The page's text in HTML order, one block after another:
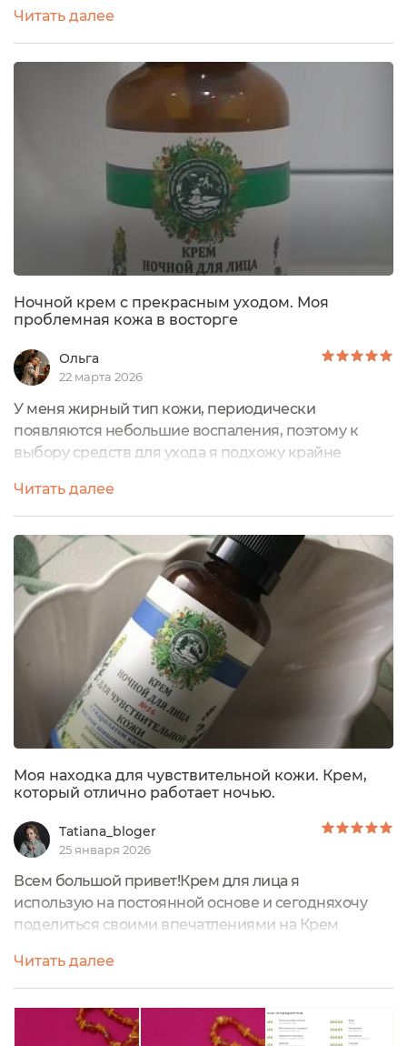
крема не каждый день? Причина в том, что я
люблю ложиться спать с полностью очищенной
кожей, чтобы на ней ничего не ощущалось, а
ночные крема. как правило, имеют достаточно
Читать далее
Ночной крем с прекрасным уходом. Моя
проблемная кожа в восторге
Ольга
22 марта 2026
У меня жирный тип кожи, периодически
появляются небольшие воспаления, поэтому к
выбору средств для ухода я подхожу крайне
преимущественно продуктам с натуральным
составом и несомненным фаворитом для меня, вот
уже несколько лет, является косметика
российского бренда "Дары природы". В основе
средств от бренда "Дары природы" исключительно
натуральные компоненты,...
Читать далее
Моя находка для чувствительной кожи. Крем,
который отлично работает ночью.
Tatiana_bloger
25 января 2026
Всем большой привет!Крем для лица я
использую на постоянной основе и сегодняхочу
поделиться своими впечатлениями на Крем
гидролатом календулы, маслом шиповника и
чередой от бренда Дыры Природы. Крем
находится во флаконе,на котором имеетсявся
необходимая информация.Состав:Вода, гидролат
Читать далее